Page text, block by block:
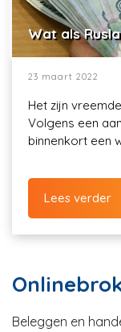
Wat als
23 maart 2022
Het zijn
Volgens een
binnenkort een
Lees verder
Beleggen en